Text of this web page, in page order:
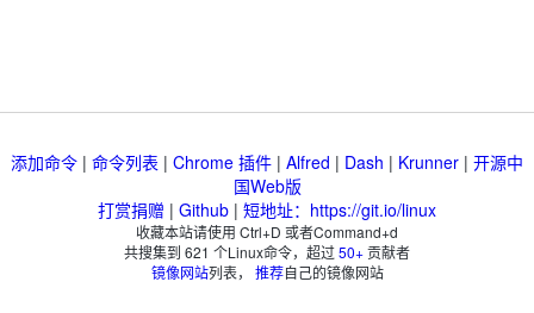
添加命令 | 命令列表 | Chrome 插件 | Alfred | Dash | Krunner | 开源中
国Web版
打赏捐赠 | Github | 短地址：https://git.io/linux
收藏本站请使用 Ctrl+D 或者Command+d
共搜集到 621 个Linux命令，超过50+贡献者
镜像网站列表， 推荐自己的镜像网站